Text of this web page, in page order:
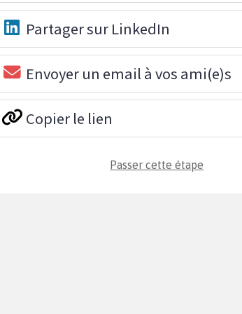
Partager sur LinkedIn
Envoyer un email à vos ami(e)s
Copier le lien
Passer cette étape